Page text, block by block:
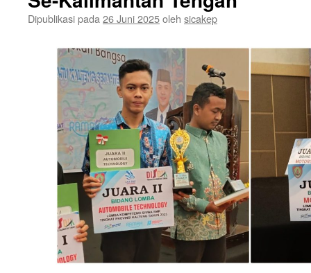
Dipublikasi pada 26 Juni 2025oleh sicakep